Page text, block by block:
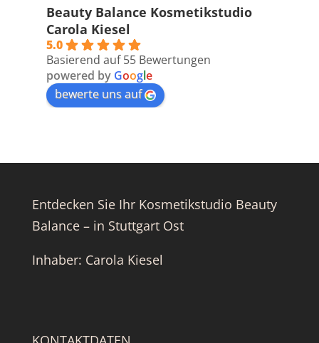
Beauty Balance Kosmetikstudio
Carola Kiesel
5.0
Basierend auf 55 Bewertungen
powered by Google
bewerte uns auf
Entdecken Sie Ihr Kosmetikstudio Beauty
Balance – in Stuttgart Ost
Inhaber: Carola Kiesel